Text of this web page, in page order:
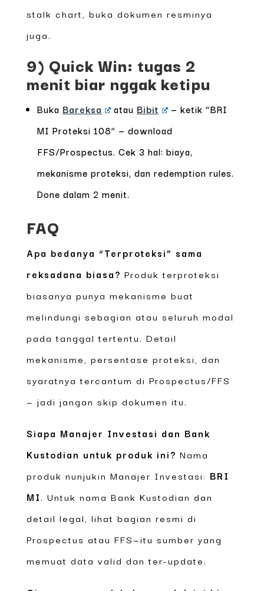
stalk chart, buka dokumen resminya
juga.
9) Quick Win: tugas 2
menit biar nggak ketipu
Buka Bareksa atau Bibit
— ketik “BRI
MI Proteksi 108” — download
FFS/Prospectus. Cek 3 hal: biaya,
mekanisme proteksi, dan redemption rules.
Done dalam 2 menit.
FAQ
Apa bedanya “Terproteksi” sama
reksadana biasa? Produk terproteksi
biasanya punya mekanisme buat
melindungi sebagian atau seluruh modal
pada tanggal tertentu. Detail
mekanisme, persentase proteksi, dan
syaratnya tercantum di Prospectus/FFS
— jadi jangan skip dokumen itu.
Siapa Manajer Investasi dan Bank
Kustodian untuk produk ini? Nama
produk nunjukin Manajer Investasi: BRI
MI. Untuk nama Bank Kustodian dan
detail legal, lihat bagian resmi di
Prospectus atau FFS—itu sumber yang
memuat data valid dan ter-update.